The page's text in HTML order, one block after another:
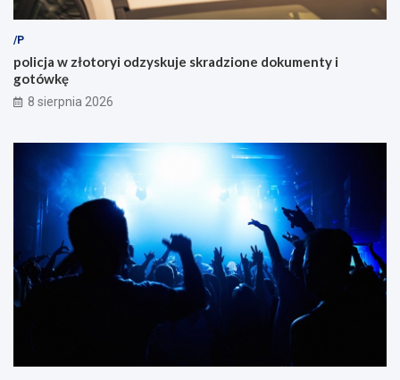
/P
policja w złotoryi odzyskuje skradzione dokumenty i
gotówkę
8 sierpnia 2026